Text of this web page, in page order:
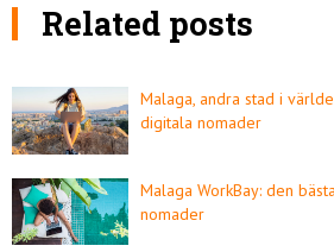
Related posts
Malaga, andra stad i
digitala nomader
Malaga WorkBay: den
nomader